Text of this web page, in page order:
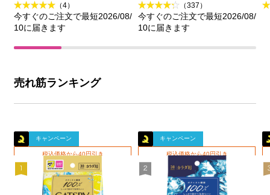
（4）
今すぐのご注文で最短2026/08/
10に届きます
（337）
今すぐのご注文で最短2026/08/
10に届きます
売れ筋ランキング
キャンペーン
税込価格から40円引き
キャンペーン
税込価格から40円引き